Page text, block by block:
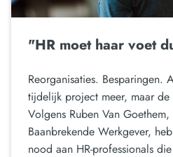
"HR moet haar voet
Reorganisaties. Besparingen.
tijdelijk project meer, maar
Volgens Ruben Van
Baanbrekende Werkgever,
nood aan HR-professionals